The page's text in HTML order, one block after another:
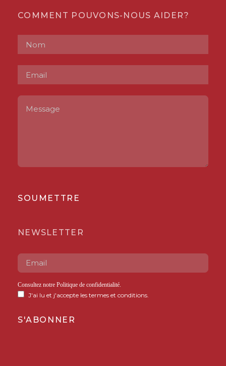
COMMENT POUVONS-NOUS AIDER?
SOUMETTRE
NEWSLETTER
Consultez notre Politique de confidentialité.
J'ai lu et j'accepte les termes et conditions.